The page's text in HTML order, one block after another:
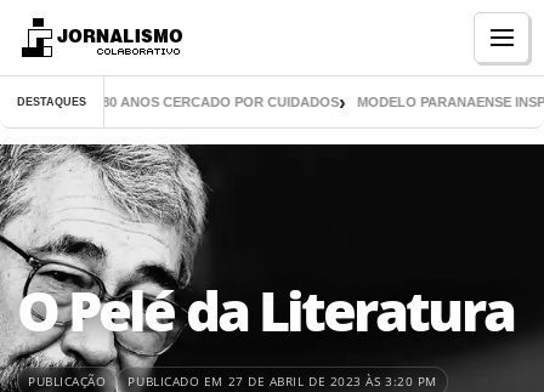
DESTAQUES
AOS 80 ANOS CERCADO POR CUIDADOS MODELO PARANAENSE
O Pelé da Literatura
PUBLICAÇÃO
PUBLICADO EM 27 DE ABRIL DE 2023 ÀS 3:20 PM